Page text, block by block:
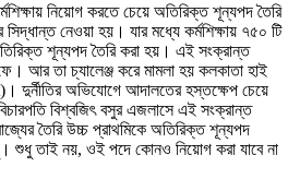
নিয়োগ করতে চেয়ে অতিরিক্ত শূন্যপদ তৈরি
নেওয়া হয়। যার মধ্যে কর্মশিক্ষায় ৭৫০ টি
শূন্যপদ তৈরি করা হয়। এই সংক্রান্ত
আর তা চ্যালেঞ্জ করে মামলা হয় কলকাতা হাই
অভিযোগে আদালতের হস্তক্ষেপ চেয়ে
বিশ্বজিৎ বসুর এজলাসে এই সংক্রান্ত
তৈরি উচ্চ প্রাথমিকে অতিরিক্ত শূন্যপদ
শুধু তাই নয়, ওই পদে কোনও নিয়োগ করা যাবে না